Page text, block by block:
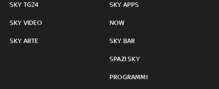
SKY TG24
SKY VIDEO
SKY ARTE
SKY APPS
NOW
SKY BAR
SPAZI SKY
PROGRAMMI